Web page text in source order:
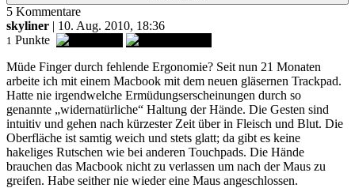
5 Kommentare
skyliner | 10. Aug. 2010, 18:36
1 Punkte
Müde Finger durch fehlende Ergonomie? Seit nun 21 Monaten
arbeite ich mit einem Macbook mit dem neuen gläsernen Trackpad.
Hatte nie irgendwelche Ermüdungserscheinungen durch so
genannte „widernatürliche“ Haltung der Hände. Die Gesten sind
intuitiv und gehen nach kürzester Zeit über in Fleisch und Blut. Die
Oberfläche ist samtig weich und stets glatt; da gibt es keine
hakeliges Rutschen wie bei anderen Touchpads. Die Hände
brauchen das Macbook nicht zu verlassen um nach der Maus zu
greifen. Habe seither nie wieder eine Maus angeschlossen.